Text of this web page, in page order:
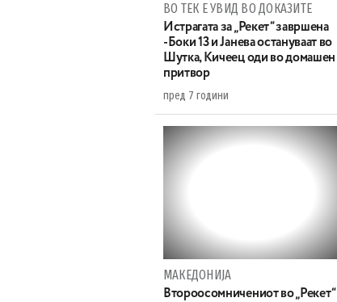
ВО ТЕК Е УВИД ВО ДОКАЗИТЕ
Истрагата за „Рекет“ завршена
-Боки 13 и Јанева остануваат во
Шутка, Кичеец оди во домашен
притвор
пред 7 години
МАКЕДОНИЈА
Второосомничениот во „Рекет“